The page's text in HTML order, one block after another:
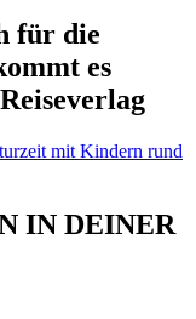
für die
es
IN DEINER